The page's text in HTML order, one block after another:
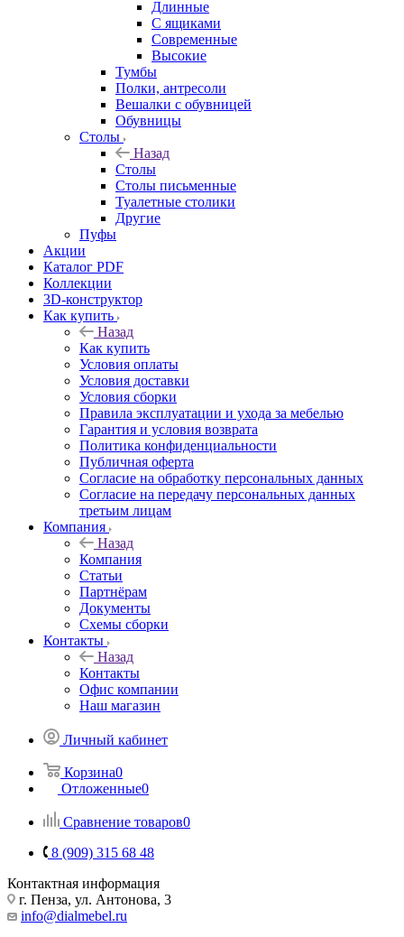
Длинные
С ящиками
Современные
Высокие
Тумбы
Полки, антресоли
Вешалки с обувницей
Обувницы
Столы
Назад
Столы
Столы письменные
Туалетные столики
Другие
Пуфы
Акции
Каталог PDF
Коллекции
3D-конструктор
Как купить
Назад
Как купить
Условия оплаты
Условия доставки
Условия сборки
Правила эксплуатации и ухода за мебелью
Гарантия и условия возврата
Политика конфиденциальности
Публичная оферта
Согласие на обработку персональных данных
Согласие на передачу персональных данных
третьим лицам
Компания
Назад
Компания
Статьи
Партнёрам
Документы
Схемы сборки
Контакты
Назад
Контакты
Офис компании
Наш магазин
Личный кабинет
Корзина0
Отложенные0
Сравнение товаров0
8 (909) 315 68 48
Контактная информация
г. Пенза, ул. Антонова, 3
info@dialmebel.ru